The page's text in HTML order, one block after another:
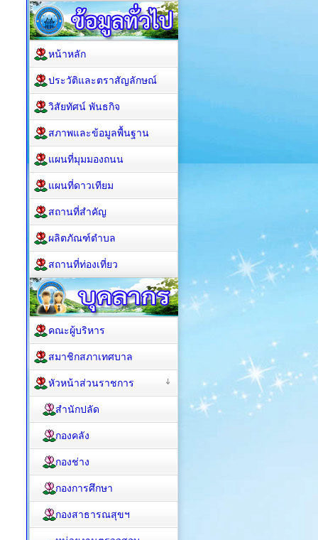
หน้าหลัก
ประวัติและตราสัญลักษณ์
วิสัยทัศน์ พันธกิจ
สภาพและข้อมูลพื้นฐาน
แผนที่มุมมองถนน
แผนที่ดาวเทียม
สถานที่สำคัญ
ผลิตภัณฑ์ตำบล
สถานที่ท่องเที่ยว
คณะผู้บริหาร
สมาชิกสภาเทศบาล
หัวหน้าส่วนราชการ
สำนักปลัด
กองคลัง
กองช่าง
กองการศึกษา
กองสาธารณสุขฯ